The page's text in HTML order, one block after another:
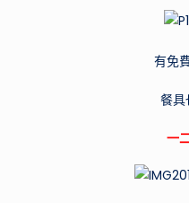
有免
餐具
一